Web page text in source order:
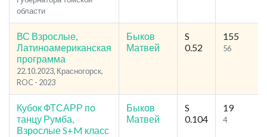
области
ВС Взрослые,
Латиноамериканская
программа
22.10.2023, Красногорск,
ROC - 2023
Быков
Матвей
S
0.52
155
56
Кубок ФТСАРР по
танцу Румба,
Взрослые S+M класс
Быков
Матвей
S
0.104
19
4